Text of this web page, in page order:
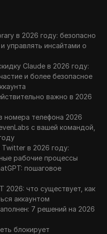
в 2026 году: безопасно
управлять инсайтами о
Claude в 2026 году:
и более безопасное
важно в 2026
номера телефона 2026
с вашей командой,
в 2026 году:
рабочие процессы
пошаговое
2026: что существует, как
аккаунтом
7 решений на 2026
блокирует